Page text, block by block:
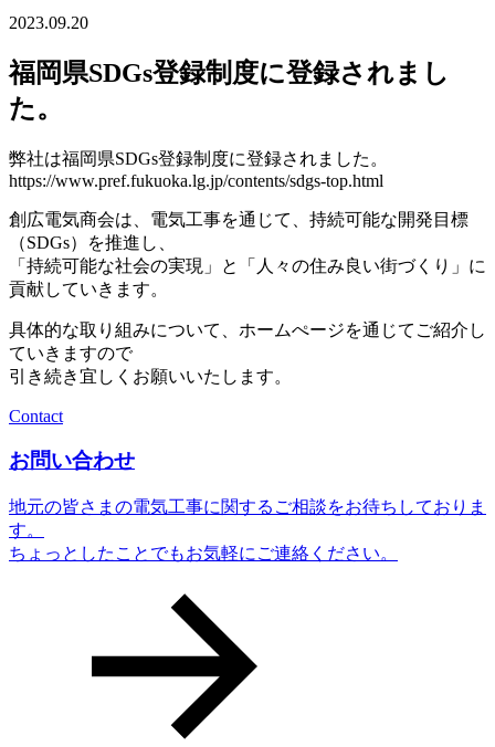
2023.09.20
福岡県SDGs登録制度に登録されまし
た。
弊社は福岡県SDGs登録制度に登録されました。
https://www.pref.fukuoka.lg.jp/contents/sdgs-top.html
創広電気商会は、電気工事を通じて、持続可能な開発目標
（SDGs）を推進し、
「持続可能な社会の実現」と「人々の住み良い街づくり」に
貢献していきます。
具体的な取り組みについて、ホームぺージを通じてご紹介し
ていきますので
引き続き宜しくお願いいたします。
Contact
お問い合わせ
地元の皆さまの電気工事に関するご相談をお待ちしておりま
す。
ちょっとしたことでもお気軽にご連絡ください。